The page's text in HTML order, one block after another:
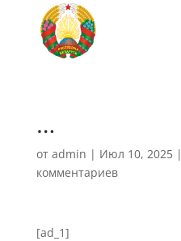
…
от admin | Июл 10, 2025|
комментариев
[ad_1]